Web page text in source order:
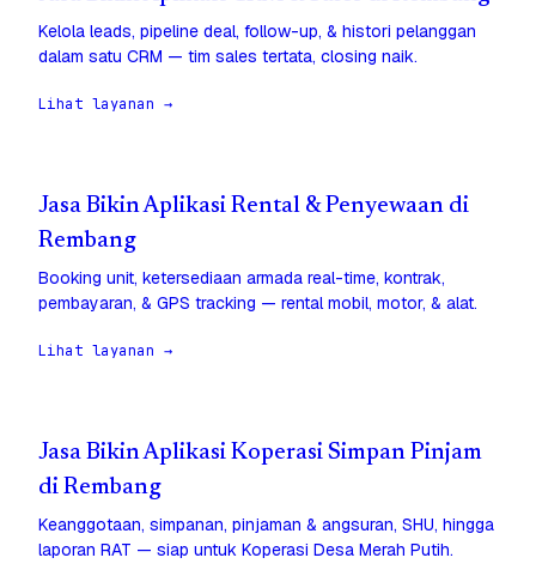
Kelola leads, pipeline deal, follow-up, & histori pelanggan
dalam satu CRM — tim sales tertata, closing naik.
Lihat layanan →
Jasa Bikin Aplikasi Rental & Penyewaan di
Rembang
Booking unit, ketersediaan armada real-time, kontrak,
pembayaran, & GPS tracking — rental mobil, motor, & alat.
Lihat layanan →
Jasa Bikin Aplikasi Koperasi Simpan Pinjam
di Rembang
Keanggotaan, simpanan, pinjaman & angsuran, SHU, hingga
laporan RAT — siap untuk Koperasi Desa Merah Putih.